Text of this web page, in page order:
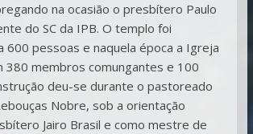
na ocasião o presbítero Paulo
do SC da IPB. O templo foi
600 pessoas e naquela época a Igreja
380 membros comungantes e 100
deu-se durante o pastoreado
Nobre, sob a orientação
Jairo Brasil e como mestre de